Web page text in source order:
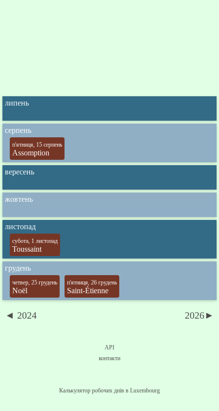
липень
серпень
п'ятниця, 15 серпень
Assomption
вересень
жовтень
листопад
субота, 1 листопад
Toussaint
грудень
четвер, 25 грудень
Noël
п'ятниця, 26 грудень
Saint-Étienne
◄ 2024 2026►
API
контакти
Калькулятор робочих днів в Luxembourg